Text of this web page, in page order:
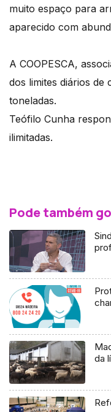
muito espaço para
aparecido com
A COOPESCA,
dos limites diários de
toneladas.
Teófilo Cunha
ilimitadas.
Pode também
da